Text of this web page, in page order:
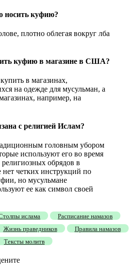
носить куфию?
плотно облегая вокруг лба
куфию в магазине в США?
в магазинах,
на одежде для мусульман, а
например, на
с религией Ислам?
головным убором
используют его во время
обрядов в
четких инструкций по
но мусульмане
ее как символ своей
ислама
Расписание намазов
Жизнь праведников
Правила намазов
Тексты молитв